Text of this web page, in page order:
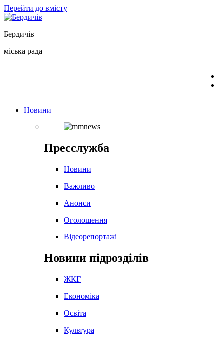
Перейти до вмісту
Бердичів
міська рада
Новини
Пресслужба
Новини
Важливо
Анонси
Оголошення
Відеорепортажі
Новини підрозділів
ЖКГ
Економіка
Освіта
Культура